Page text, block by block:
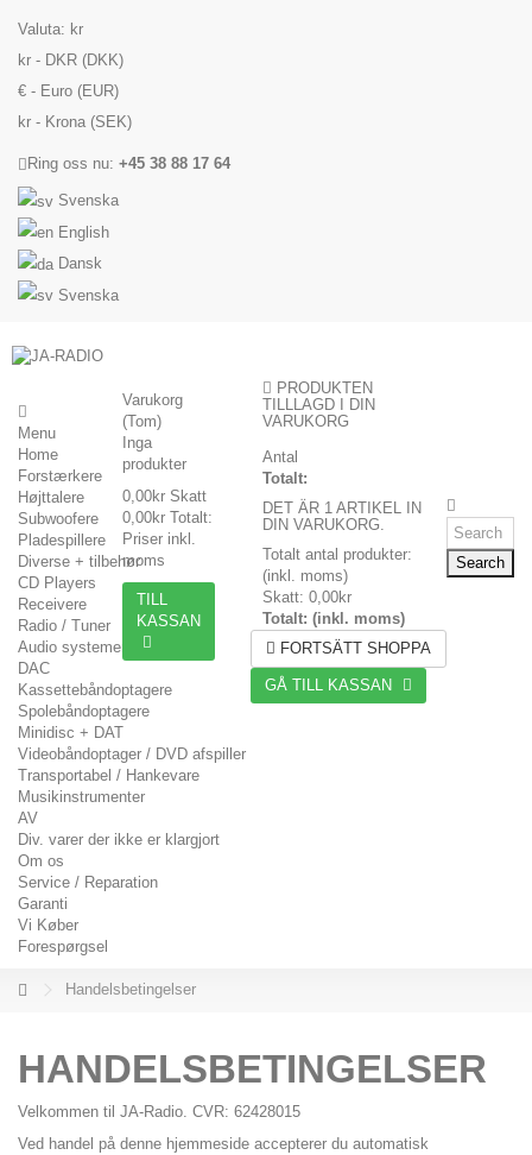
Valuta: kr
kr - DKR (DKK)
€ - Euro (EUR)
kr - Krona (SEK)
Ring oss nu: +45 38 88 17 64
Svenska
English
Dansk
Svenska
Menu
Home
Forstærkere
Højttalere
Subwoofere
Pladespillere
Diverse + tilbehør
CD Players
Receivere
Radio / Tuner
Audio systemer
DAC
Kassettebåndoptagere
Spolebåndoptagere
Minidisc + DAT
Videobåndoptager / DVD afspiller
Transportabel / Hankevare
Musikinstrumenter
AV
Div. varer der ikke er klargjort
Om os
Service / Reparation
Garanti
Vi Køber
Forespørgsel
Varukorg
(Tom)
Inga
produkter
0,00kr Skatt
0,00kr Totalt:
Priser inkl.
moms
TILL
KASSAN
PRODUKTEN
TILLLAGD I DIN
VARUKORG
Antal
Totalt:
DET ÄR 1 ARTIKEL IN
DIN VARUKORG.
Totalt antal produkter:
(inkl. moms)
Skatt: 0,00kr
Totalt: (inkl. moms)
FORTSÄTT SHOPPA
GÅ TILL KASSAN
Search
Handelsbetingelser
HANDELSBETINGELSER
Velkommen til JA-Radio. CVR: 62428015
Ved handel på denne hjemmeside accepterer du automatisk